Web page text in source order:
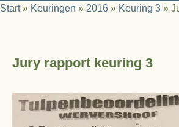
de
Start» Keuringen » 2016 » Keuring 3 »
Jury rapport keuring 3